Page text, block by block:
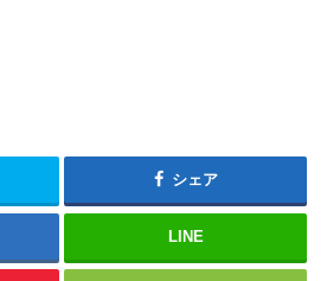
シェア
LINE